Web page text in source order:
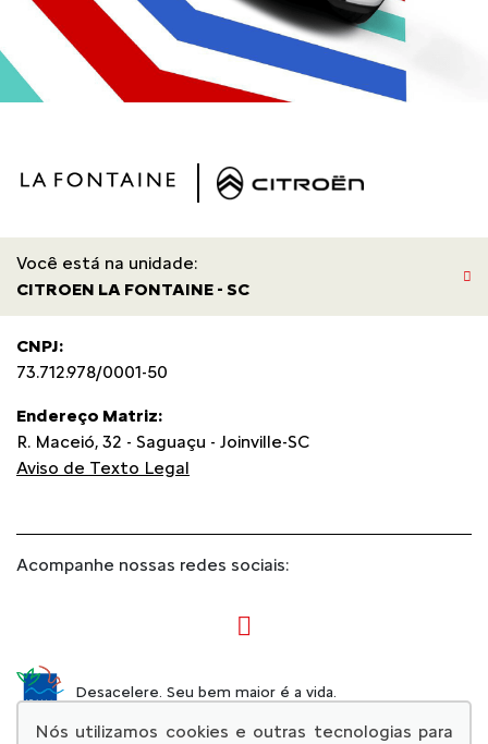
Você está na unidade:
CITROEN LA FONTAINE - SC
CNPJ:
73.712.978/0001-50
Endereço Matriz:
R. Maceió, 32 - Saguaçu - Joinville-SC
Aviso de Texto Legal
Acompanhe nossas redes sociais:
Desacelere. Seu bem maior é a vida.
Nós utilizamos cookies e outras tecnologias para